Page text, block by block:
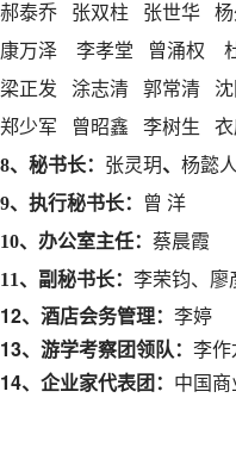
郝泰乔
张双柱 张世华
康万泽 李孝堂 曾涌权
梁正发
涂志清 郭常清
郑少军
曾昭鑫 李树生
8、秘书长： 张灵玥、 杨懿人
9、执行秘书长：
曾 洋
10、办公室主任： 蔡晨霞
11、副秘书长： 李荣钧、廖
12、酒店会务管理： 李婷
13、游学考察团领队： 李作
14、企业家代表团： 中国